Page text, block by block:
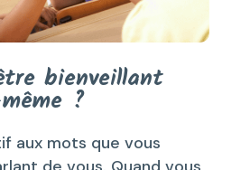
bienveillant
?
aux mots que vous